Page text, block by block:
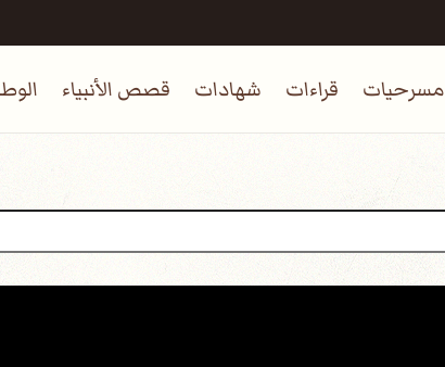
مسرحيات قراءات شهادات قصص الأنبياء